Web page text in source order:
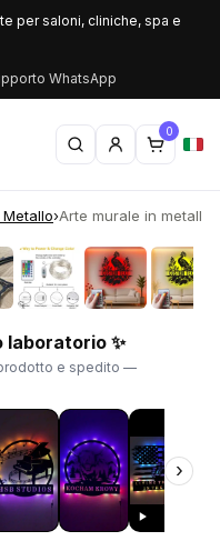
per saloni, cliniche, spa e
WhatsApp
0
›Arte murale in metallo
›
laboratorio ✨
e spedito —
›